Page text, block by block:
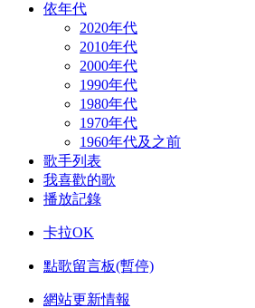
依年代
2020年代
2010年代
2000年代
1990年代
1980年代
1970年代
1960年代及之前
歌手列表
我喜歡的歌
播放記錄
卡拉OK
點歌留言板(暫停)
網站更新情報